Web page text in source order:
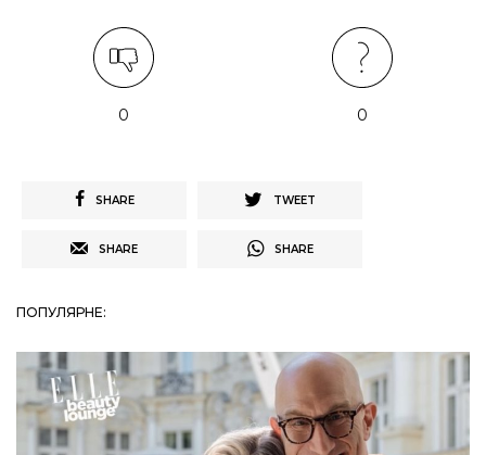
0 0
SHARE TWEET
SHARE SHARE
ПОПУЛЯРНЕ: